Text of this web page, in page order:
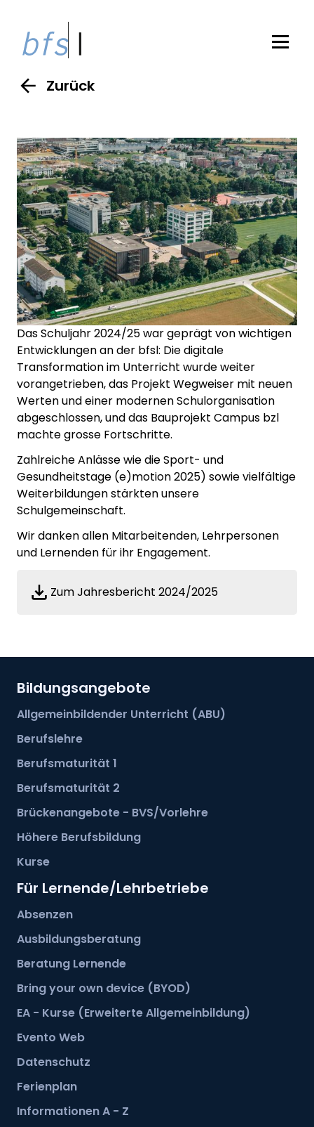
Zurück
Das Schuljahr 2024/25 war geprägt von wichtigen
Entwicklungen an der bfsl: Die digitale
Transformation im Unterricht wurde weiter
vorangetrieben, das Projekt Wegweiser mit neuen
Werten und einer modernen Schulorganisation
abgeschlossen, und das Bauprojekt Campus bzl
machte grosse Fortschritte.
Zahlreiche Anlässe wie die Sport- und
Gesundheitstage (e)motion 2025) sowie vielfältige
Weiterbildungen stärkten unsere
Schulgemeinschaft.
Wir danken allen Mitarbeitenden, Lehrpersonen
und Lernenden für ihr Engagement.
Zum Jahresbericht 2024/2025
Bildungsangebote
Allgemeinbildender Unterricht (ABU)
Berufslehre
Berufsmaturität 1
Berufsmaturität 2
Brückenangebote - BVS/Vorlehre
Höhere Berufsbildung
Kurse
Für Lernende/Lehrbetriebe
Absenzen
Ausbildungsberatung
Beratung Lernende
Bring your own device (BYOD)
EA - Kurse (Erweiterte Allgemeinbildung)
Evento Web
Datenschutz
Ferienplan
Informationen A - Z